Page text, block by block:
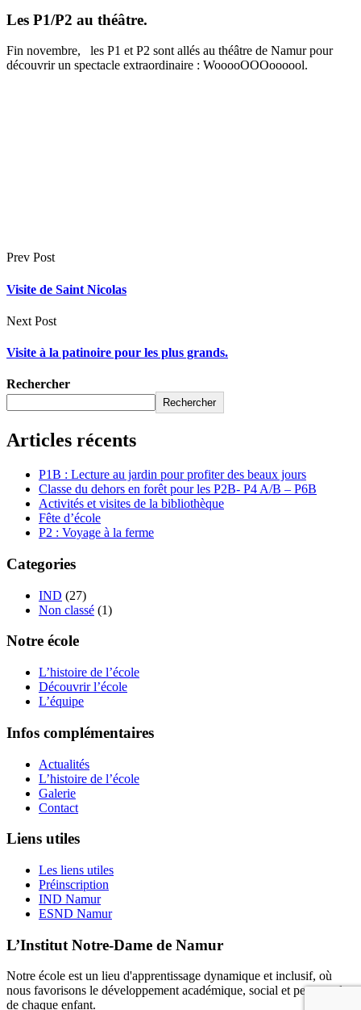
Les P1/P2 au théâtre.
Fin novembre, les P1 et P2 sont allés au théâtre de Namur pour
découvrir un spectacle extraordinaire : WooooOOOoooool.
Prev Post
Visite de Saint Nicolas
Next Post
Visite à la patinoire pour les plus grands.
Rechercher
Rechercher
Articles récents
P1B : Lecture au jardin pour profiter des beaux jours
Classe du dehors en forêt pour les P2B- P4 A/B – P6B
Activités et visites de la bibliothèque
Fête d’école
P2 : Voyage à la ferme
Categories
IND (27)
Non classé (1)
Notre école
L’histoire de l’école
Découvrir l’école
L’équipe
Infos complémentaires
Actualités
L’histoire de l’école
Galerie
Contact
Liens utiles
Les liens utiles
Préinscription
IND Namur
ESND Namur
L’Institut Notre-Dame de Namur
Notre école est un lieu d'apprentissage dynamique et inclusif, où
nous favorisons le développement académique, social et personnel
de chaque enfant.